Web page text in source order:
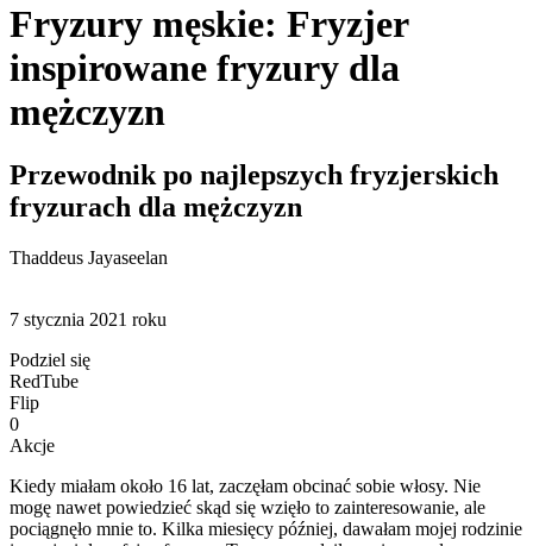
Fryzury męskie: Fryzjer
inspirowane fryzury dla
mężczyzn
Przewodnik po najlepszych fryzjerskich
fryzurach dla mężczyzn
Thaddeus Jayaseelan
7 stycznia 2021 roku
Podziel się
RedTube
Flip
0
Akcje
Kiedy miałam około 16 lat, zaczęłam obcinać sobie włosy. Nie
mogę nawet powiedzieć skąd się wzięło to zainteresowanie, ale
pociągnęło mnie to. Kilka miesięcy później, dawałam mojej rodzinie